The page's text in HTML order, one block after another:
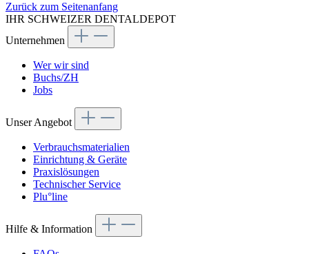
Zurück zum Seitenanfang
IHR SCHWEIZER DENTALDEPOT
Unternehmen
Wer wir sind
Buchs/ZH
Jobs
Unser Angebot
Verbrauchsmaterialien
Einrichtung & Geräte
Praxislösungen
Technischer Service
Plu°line
Hilfe & Information